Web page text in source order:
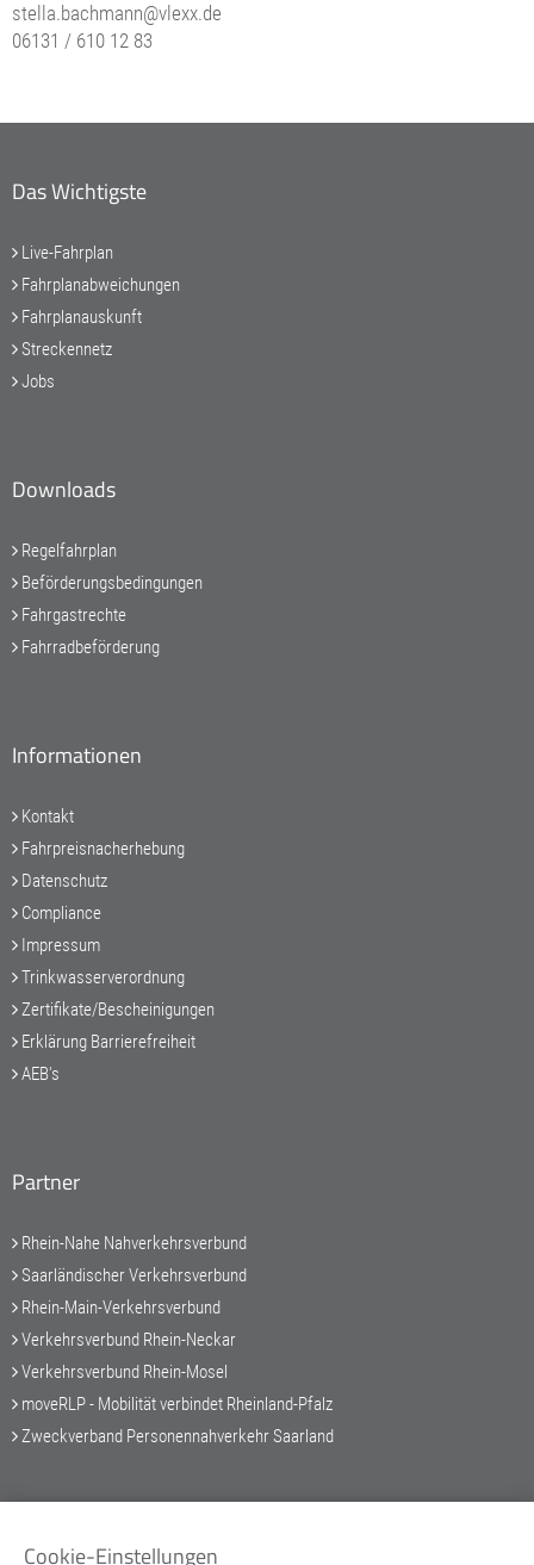
stella.bachmann@vlexx.de
06131 / 610 12 83
Das Wichtigste
Live-Fahrplan
Fahrplanabweichungen
Fahrplanauskunft
Streckennetz
Jobs
Downloads
Regelfahrplan
Beförderungsbedingungen
Fahrgastrechte
Fahrradbeförderung
Informationen
Kontakt
Fahrpreisnacherhebung
Datenschutz
Compliance
Impressum
Trinkwasserverordnung
Zertifikate/Bescheinigungen
Erklärung Barrierefreiheit
AEB's
Partner
Rhein-Nahe Nahverkehrsverbund
Saarländischer Verkehrsverbund
Rhein-Main-Verkehrsverbund
Verkehrsverbund Rhein-Neckar
Verkehrsverbund Rhein-Mosel
moveRLP - Mobilität verbindet Rheinland-Pfalz
Zweckverband Personennahverkehr Saarland
Cookie-Einstellungen